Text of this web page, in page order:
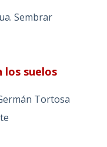
Sembrar
los suelos
Tortosa